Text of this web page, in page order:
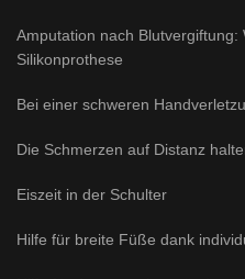
Amputation nach
Silikonprothese
Bei einer schweren
Die Schmerzen auf Distanz
Eiszeit in der Schulter
Hilfe für breite Füße dank